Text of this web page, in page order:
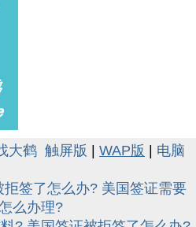
大鹤 触屏版 | WAP版 | 电脑
拒签了怎么办? 美国签证需要
么办理?